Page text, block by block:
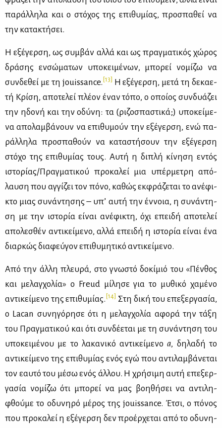
πα­ράλ­λη­λα και ο στό­χος της επι­θυ­μί­ας, προ­σπα­θεί να
την κα­τα­κτή­σει.
Η εξέ­γερ­ση, ως συμ­βάν αλ­λά και ως πραγ­μα­τι­κός χώ­ρος
δρά­σης εν­σώ­μα­των υπο­κει­μέ­νων, μπο­ρεί νο­μί­ζω να
συν­δε­θεί με τη jouissance. [13] Η εξέ­γερ­ση, με­τά τη δε­κα­ε­
τή Κρί­ση, απο­τε­λεί πλέ­ον έναν τό­πο, ο οποί­ος συν­δυά­ζει
την ηδο­νή και την οδύ­νη: τα (ρι­ζο­σπα­στι­κά;) υπο­κεί­με­
να απο­λαμ­βά­νουν να επι­θυ­μούν την εξέ­γερ­ση, ενώ πα­
ράλ­λη­λα προ­σπα­θούν να κα­τα­στή­σουν την εξέ­γερ­ση
στό­χο της επι­θυ­μί­ας τους. Αυ­τή η δι­πλή κί­νη­ση εντός
ιστο­ρί­ας/Πραγ­μα­τι­κού προ­κα­λεί μια υπέρ­με­τρη από­
λαυ­ση που αγ­γί­ζει τον πό­νο, κα­θώς εκ­φρά­ζε­ται το ανέ­φι­
κτο μιας συ­νά­ντη­σης – υπ’ αυ­τή την έν­νοια, η συ­νά­ντη­
ση με την ιστο­ρία εί­ναι ανέ­φι­κτη, όχι επει­δή απο­τε­λεί
απο­λε­σθέν αντι­κεί­με­νο, αλ­λά επει­δή η ιστο­ρία εί­ναι ένα
διαρ­κώς δια­φεύ­γον επι­θυ­μη­τι­κό αντι­κεί­με­νο.
Από την άλ­λη πλευ­ρά, στο γνω­στό δο­κί­μιό του «Πέν­θος
και με­λαγ­χο­λία» ο Freud μί­λη­σε για το μυ­θι­κό χα­μέ­νο
αντι­κεί­με­νο της επι­θυ­μί­ας. [14] Στη δι­κή του επε­ξερ­γα­σία,
ο Lacan συ­νη­γό­ρη­σε ότι η με­λαγ­χο­λία αφο­ρά την τά­ξη
του Πραγ­μα­τι­κού και ότι συν­δέ­ε­ται με τη συ­νά­ντη­ση του
υπο­κει­μέ­νου με το λα­κα­νι­κό αντι­κεί­με­νοα, δη­λα­δή το
αντι­κεί­με­νο της επι­θυ­μί­ας ενός εγώ που αντι­λαμ­βά­νε­ται
τον εαυ­τό του μέ­σω ενός άλ­λου. Η χρή­σι­μη αυ­τή επε­ξερ­
γα­σία νο­μί­ζω ότι μπο­ρεί να μας βοη­θή­σει να αντι­λη­
φθού­με το οδυ­νη­ρό μέ­ρος της jouissance. Έτσι, ο πό­νος
που προ­κα­λεί η εξέ­γερ­ση δεν προ­έρ­χε­ται από το οδυ­νη­